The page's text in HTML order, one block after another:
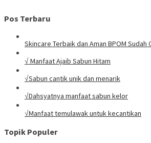
Pos Terbaru
Skincare Terbaik dan Aman BPOM Sudah
√ Manfaat Ajaib Sabun Hitam
√Sabun cantik unik dan menarik
√Dahsyatnya manfaat sabun kelor
√Manfaat temulawak untuk kecantikan
Topik Populer